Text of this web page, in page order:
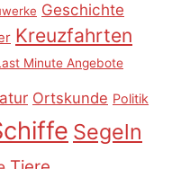
Geschichte
Kreuzfahrten
Minute Angebote
Ortskunde Politik
Segeln